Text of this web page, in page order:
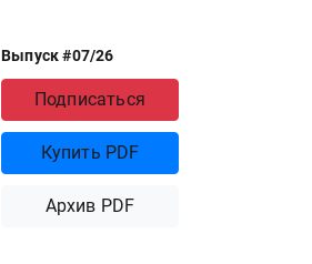
Выпуск #07/26
Подписаться
Купить PDF
Архив PDF